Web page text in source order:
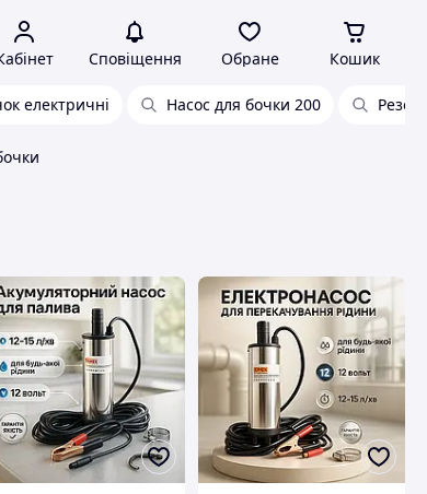
Сповіщення Обране Кошик
електричні Насос для бочки 200